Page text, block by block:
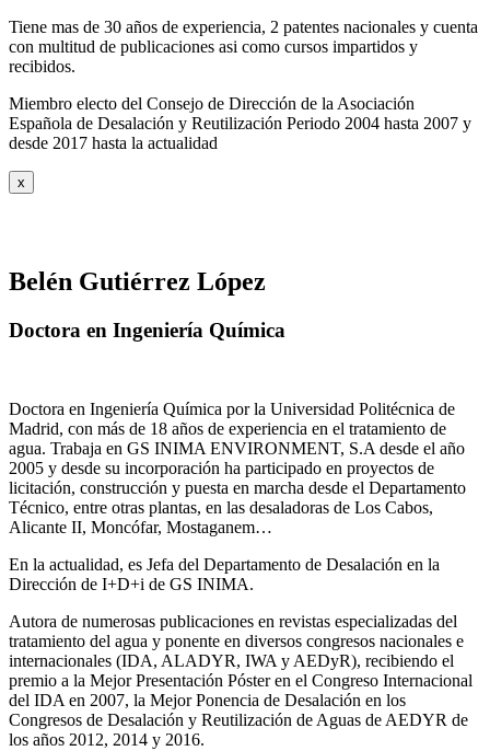
Tiene mas de 30 años de experiencia, 2 patentes nacionales y cuenta
con multitud de publicaciones asi como cursos impartidos y
recibidos.
Miembro electo del Consejo de Dirección de la Asociación
Española de Desalación y Reutilización Periodo 2004 hasta 2007 y
desde 2017 hasta la actualidad
x
Belén Gutiérrez López
Doctora en Ingeniería Química
Doctora en Ingeniería Química por la Universidad Politécnica de
Madrid, con más de 18 años de experiencia en el tratamiento de
agua. Trabaja en GS INIMA ENVIRONMENT, S.A desde el año
2005 y desde su incorporación ha participado en proyectos de
licitación, construcción y puesta en marcha desde el Departamento
Técnico, entre otras plantas, en las desaladoras de Los Cabos,
Alicante II, Moncófar, Mostaganem…
En la actualidad, es Jefa del Departamento de Desalación en la
Dirección de I+D+i de GS INIMA.
Autora de numerosas publicaciones en revistas especializadas del
tratamiento del agua y ponente en diversos congresos nacionales e
internacionales (IDA, ALADYR, IWA y AEDyR), recibiendo el
premio a la Mejor Presentación Póster en el Congreso Internacional
del IDA en 2007, la Mejor Ponencia de Desalación en los
Congresos de Desalación y Reutilización de Aguas de AEDYR de
los años 2012, 2014 y 2016.